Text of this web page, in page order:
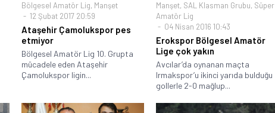
Bölgesel Amatör Lig, Manşet
12 Şubat 2017 20:59
Ataşehir Çamolukspor pes
etmiyor
Bölgesel Amatör Lig 10. Grupta
mücadele eden Ataşehir
Çamolukspor ligin...
Manşet, SAL Klasman Grubu, Süper
Amatör Lig
04 Nisan 2016 10:43
Erokspor Bölgesel Amatör
Lige çok yakın
Avcılar’da oynanan maçta
Irmakspor’u ikinci yarıda bulduğu
gollerle 2-0 mağlup...